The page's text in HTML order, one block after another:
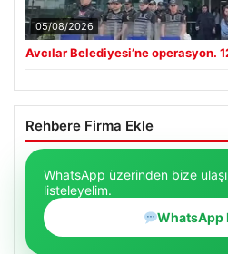
05/08/2026
Avcılar Belediyesi’ne operasyon.
Rehbere Firma Ekle
WhatsApp üzerinden bize
listeleyelim.
WhatsApp